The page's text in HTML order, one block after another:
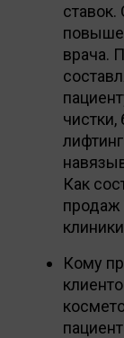
врача.
чистки,
Как
продаж
Кому